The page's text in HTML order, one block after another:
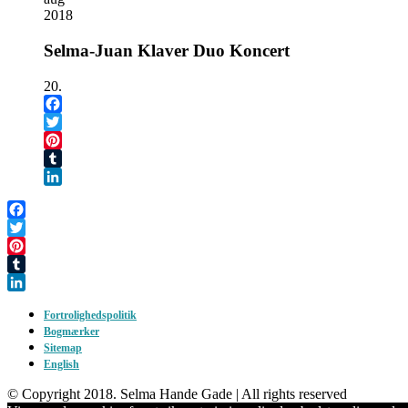
2018
Selma-Juan Klaver Duo Koncert
20.
Facebook
Twitter
Pinterest
Tumblr
Facebook
Twitter
Pinterest
Tumblr
Fortrolighedspolitik
Bogmærker
Sitemap
English
© Copyright 2018. Selma Hande Gade | All rights reserved